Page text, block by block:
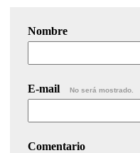
Nombre
E-mail No será mostrado.
Comentario